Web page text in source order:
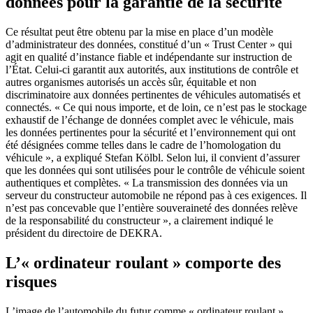
Ce résultat peut être obtenu par la mise en place d’un modèle
d’administrateur des données, constitué d’un « Trust Center » qui
agit en qualité d’instance fiable et indépendante sur instruction de
l’État. Celui-ci garantit aux autorités, aux institutions de contrôle et
autres organismes autorisés un accès sûr, équitable et non
discriminatoire aux données pertinentes de véhicules automatisés et
connectés. « Ce qui nous importe, et de loin, ce n’est pas le stockage
exhaustif de l’échange de données complet avec le véhicule, mais
les données pertinentes pour la sécurité et l’environnement qui ont
été désignées comme telles dans le cadre de l’homologation du
véhicule », a expliqué Stefan Kölbl. Selon lui, il convient d’assurer
que les données qui sont utilisées pour le contrôle de véhicule soient
authentiques et complètes. « La transmission des données via un
serveur du constructeur automobile ne répond pas à ces exigences. Il
n’est pas concevable que l’entière souveraineté des données relève
de la responsabilité du constructeur », a clairement indiqué le
président du directoire de DEKRA.
L’« ordinateur roulant » comporte des
risques